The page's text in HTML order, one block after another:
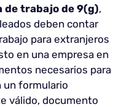
de trabajo de 9(g),
deben contar
para extranjeros
en una empresa en
necesarios para
un formulario
válido, documento